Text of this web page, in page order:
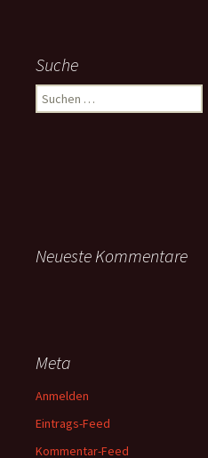
Suche
Suchen
nach:
Neueste Kommentare
Meta
Anmelden
Eintrags-Feed
Kommentar-Feed